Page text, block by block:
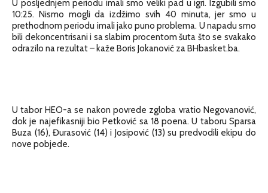
U posljednjem periodu imali smo veliki pad u igri. Izgubili smo
10:25. Nismo mogli da izdžimo svih 40 minuta, jer smo u
prethodnom periodu imali jako puno problema. U napadu smo
bili dekoncentrisani i sa slabim procentom šuta što se svakako
odrazilo na rezultat – kaže Boris Jokanović za BHbasket.ba.
U tabor HEO-a se nakon povrede zgloba vratio Negovanović,
dok je najefikasniji bio Petković sa 18 poena. U taboru Sparsa
Buza (16), Đurasović (14) i Josipović (13) su predvodili ekipu do
nove pobjede.